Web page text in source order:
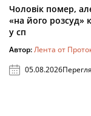
Чоловік помер,
«на його розсуд»
у сп
Автор:Лента от
05.08.2026